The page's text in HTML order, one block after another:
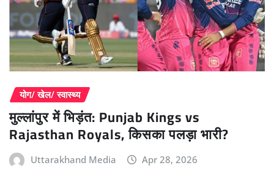
योग/ खेल/ स्वास्थ्य
मुल्लांपुर में भिड़ंत: Punjab Kings vs
Rajasthan Royals, किसका पलड़ा भारी?
Uttarakhand Media Apr 28, 2026